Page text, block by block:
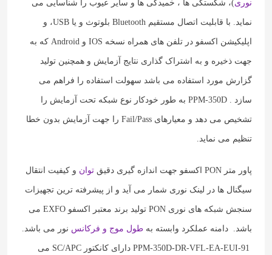
نوری)، شکستگی ها ، خمیدگی ها و سایر عیوب را شناسایی می
نماید. با قابلیت اتصال مستقیم Bluetooth بلوتوث و یا USB، و
اپلیکیشن اکسفو در تلفن های همراه نسخه IOS و Android که به
جهت ذخیره و به اشتراک گذاری نتایج آزمایش و همچنین تولید
گزارش مورد استفاده می باشد سهولت استفاده را فراهم می
سازد . PPM-350D به طور خودکار نوع شبکه تحت آزمایش را
تشخیص می دهد و معیارهای Fail/Pass را جهت آزمایش بدون خطا
تنظیم می نماید.
پاور متر PON اکسفو جهت اندازه گیری دقیق توانو کیفیت انتقال
سیگنال ها در لینک نوری شمار می آید و از پیشرفته ترین تجهیزات
سنجش شبکه های نوری PON تولید برند معتبر اکسفو EXFO می
باشد. دامنه عملکرد وابسته بهطول موج و فرکانس نور می باشد.
PPM-350D-DR-VFL-EA-EUI-91 دارای کانکتور SC/APC می